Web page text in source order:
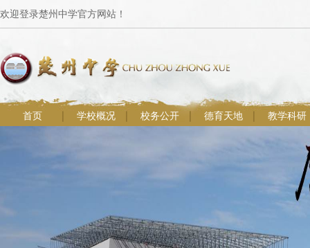
欢迎登录楚州中学官方网站！
首页 学校概况 校务公开 德育天地 教学科研